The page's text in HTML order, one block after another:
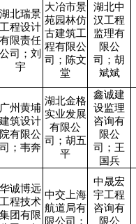
湖北瑞景
工程设计
有限责任
公司；刘
宇
大冶市景
苑园林仿
古建筑工
程有限公
司；陈文
堂
湖北中
汉工程
监理有
限公
司；胡
斌斌
广州黄埔
建筑设计
院有限公
司；韦奔
湖北金格
实业发展
有限公
司；胡五
平
鑫诚建
设监理
咨询有
限公
司；王
国兵
华诚博远
工程技术
集团有限
中交上海
航道局有
限公司；
中晟宏
宇工程
咨询有
限公